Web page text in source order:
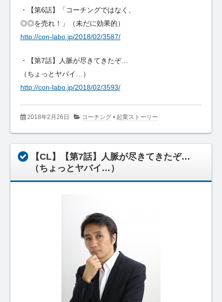
・【第6話】「コーチングではなく、
◎◎を売れ！」（未だに効果的）
http://con-labo.jp/2018/02/3587/
・【第7話】人脈が尽きてきたぞ…
（ちょっとヤバイ…）
http://con-labo.jp/2018/02/3593/
2018年2月26日 コーチング • 起業ストーリー
【CL】【第7話】人脈が尽きてきたぞ…
（ちょっとヤバイ…）